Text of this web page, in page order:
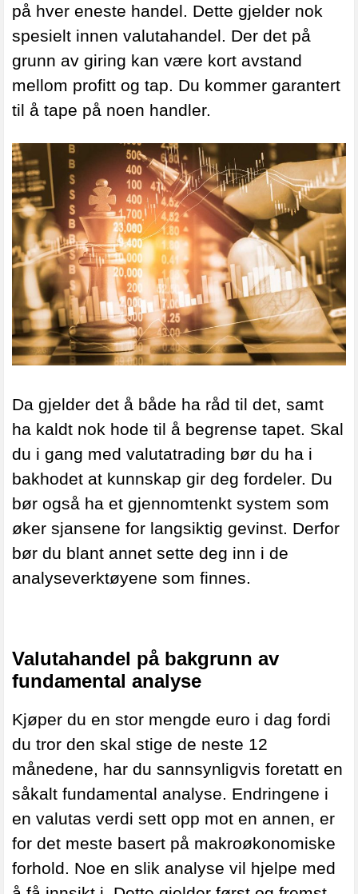
på hver eneste handel. Dette gjelder nok
spesielt innen valutahandel. Der det på
grunn av giring kan være kort avstand
mellom profitt og tap. Du kommer garantert
til å tape på noen handler.
Da gjelder det å både ha råd til det, samt
ha kaldt nok hode til å begrense tapet. Skal
du i gang med valutatrading bør du ha i
bakhodet at kunnskap gir deg fordeler. Du
bør også ha et gjennomtenkt system som
øker sjansene for langsiktig gevinst. Derfor
bør du blant annet sette deg inn i de
analyseverktøyene som finnes.
Valutahandel på bakgrunn av
fundamental analyse
Kjøper du en stor mengde euro i dag fordi
du tror den skal stige de neste 12
månedene, har du sannsynligvis foretatt en
såkalt fundamental analyse. Endringene i
en valutas verdi sett opp mot en annen, er
for det meste basert på makroøkonomiske
forhold. Noe en slik analyse vil hjelpe med